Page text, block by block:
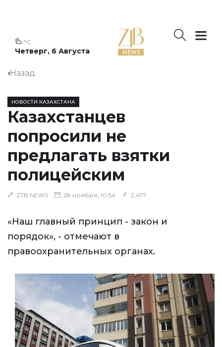
Четверг, 6 Августа
°C
Назад
НОВОСТИ КАЗАХСТАНА
Казахстанцев
попросили не
предлагать взятки
полицейским
ZTB NEWS 28 ноября, 10:54 2,477
«Наш главный принцип - закон и
порядок», - отмечают в
правоохранительных органах.